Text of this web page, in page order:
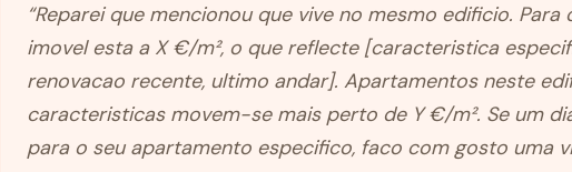
“Reparei que mencionou que vive no mesmo edificio.
imovel esta a X €/m², o que reflecte [caracteristica
renovacao recente, ultimo andar]. Apartamentos neste
caracteristicas movem-se mais perto de Y €/m². Se um
para o seu apartamento especifico, faco com gosto uma